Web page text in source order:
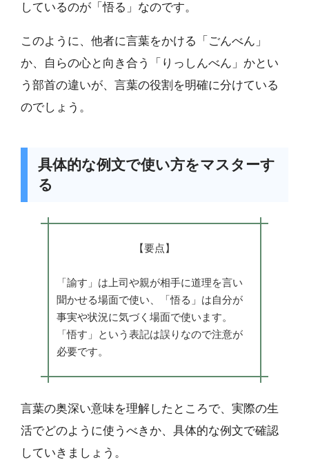
しているのが「悟る」なのです。
このように、他者に言葉をかける「ごんべん」
か、自らの心と向き合う「りっしんべん」かとい
う部首の違いが、言葉の役割を明確に分けている
のでしょう。
具体的な例文で使い方をマスターす
る
【要点】
「諭す」は上司や親が相手に道理を言い
聞かせる場面で使い、「悟る」は自分が
事実や状況に気づく場面で使います。
「悟す」という表記は誤りなので注意が
必要です。
言葉の奥深い意味を理解したところで、実際の生
活でどのように使うべきか、具体的な例文で確認
していきましょう。